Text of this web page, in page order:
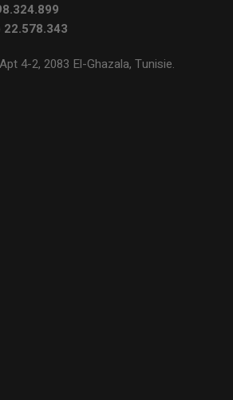
4-2, 2083 El-Ghazala, Tunisie.